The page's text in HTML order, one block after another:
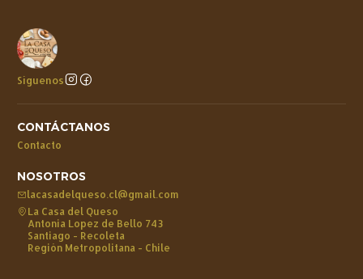
Síguenos
CONTÁCTANOS
Contacto
NOSOTROS
lacasadelqueso.cl@gmail.com
La Casa del Queso
Antonia Lopez de Bello 743
Santiago - Recoleta
Región Metropolitana - Chile